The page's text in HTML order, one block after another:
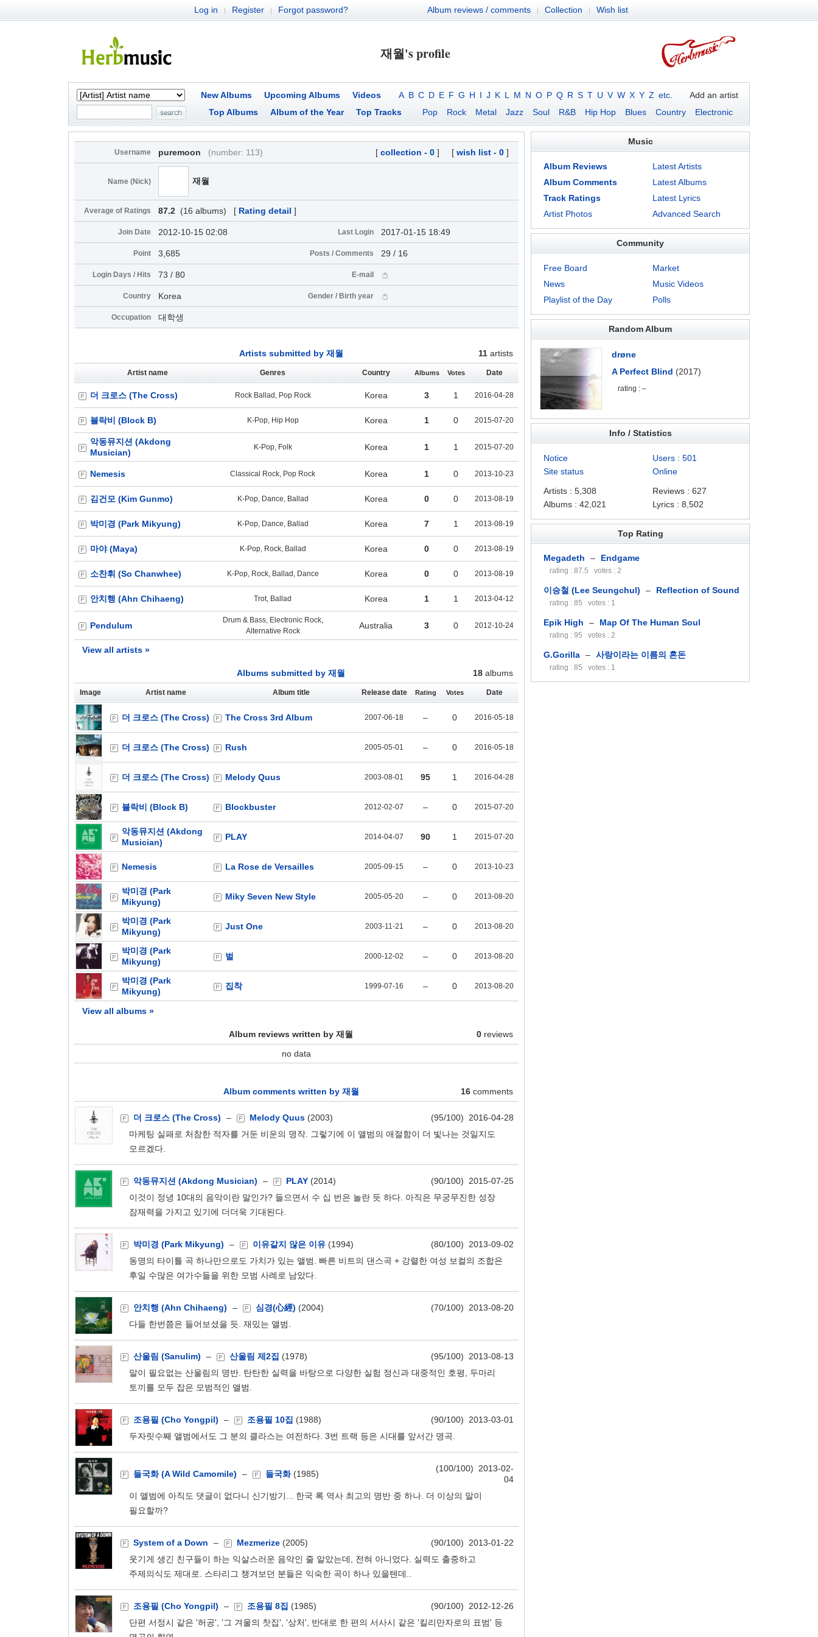
Log in | Register | Forgot password? Album reviews / comments | Collection | Wish list
재월's profile
New Albums Upcoming Albums Videos A B C D E F G H I J K L M N O P Q R S T U V W X Y Z etc.
Add an artist
Top Albums
Album of the Year Top Tracks Pop Rock Metal Jazz Soul R&B Hip Hop Blues Country Electronic
Username puremoon (number: 113) [ collection - 0 ] [ wish list - 0 ]
Name (Nick) 재월
Average of Ratings 87.2 (16 albums) [ Rating detail ]
Join Date 2012-10-15 02:08 Last Login 2017-01-15 18:49
Point 3,685 Posts / Comments 29 / 16
Login Days / Hits 73 / 80 E-mail
Country Korea Gender / Birth year
Occupation 대학생
Artists submitted by 재월 11 artists
Artist name Genres Country Albums Votes Date
더 크로스 (The Cross) Rock Ballad, Pop Rock Korea 3 1 2016-04-28
블락비 (Block B) K-Pop, Hip Hop Korea 1 0 2015-07-20
악동뮤지션 (Akdong
Musician)
K-Pop, Folk Korea 1 1 2015-07-20
Nemesis Classical Rock, Pop Rock Korea 1 0 2013-10-23
김건모 (Kim Gunmo) K-Pop, Dance, Ballad Korea 0 0 2013-08-19
박미경 (Park Mikyung) K-Pop, Dance, Ballad Korea 7 1 2013-08-19
마야 (Maya) K-Pop, Rock, Ballad Korea 0 0 2013-08-19
소찬휘 (So Chanwhee) K-Pop, Rock, Ballad, Dance Korea 0 0 2013-08-19
안치행 (Ahn Chihaeng) Trot, Ballad Korea 1 1 2013-04-12
Pendulum
Drum & Bass, Electronic Rock,
Alternative Rock
Australia 3 0 2012-10-24
View all artists »
Albums submitted by 재월 18 albums
Image Artist name Album title Release date Rating Votes Date
더 크로스 (The Cross) The Cross 3rd Album 2007-06-18 – 0 2016-05-18
더 크로스 (The Cross) Rush 2005-05-01 – 0 2016-05-18
더 크로스 (The Cross) Melody Quus 2003-08-01 95 1 2016-04-28
블락비 (Block B) Blockbuster 2012-02-07 – 0 2015-07-20
악동뮤지션 (Akdong
Musician)
PLAY 2014-04-07 90 1 2015-07-20
Nemesis La Rose de Versailles 2005-09-15 – 0 2013-10-23
박미경 (Park
Mikyung)
Miky Seven New Style 2005-05-20 – 0 2013-08-20
박미경 (Park
Mikyung)
Just One 2003-11-21 – 0 2013-08-20
박미경 (Park
Mikyung)
벌 2000-12-02 – 0 2013-08-20
박미경 (Park
Mikyung)
집착 1999-07-16 – 0 2013-08-20
View all albums »
Album reviews written by 재월 0 reviews
no data
Album comments written by 재월 16 comments
더 크로스 (The Cross) – Melody Quus (2003)
(95/100) 2016-04-28
마케팅 실패로 처참한 적자를 거둔 비운의 명작. 그렇기에 이 앨범의 애절함이 더 빛나는 것일지도
모르겠다.
악동뮤지션 (Akdong Musician) – PLAY (2014)
(90/100) 2015-07-25
이것이 정녕 10대의 음악이란 말인가? 들으면서 수 십 번은 놀란 듯 하다. 아직은 무궁무진한 성장
잠재력을 가지고 있기에 더더욱 기대된다.
박미경 (Park Mikyung) – 이유같지 않은 이유 (1994)
(80/100) 2013-09-02
동명의 타이틀 곡 하나만으로도 가치가 있는 앨범. 빠른 비트의 댄스곡 + 강렬한 여성 보컬의 조합은
후일 수많은 여가수들을 위한 모범 사례로 남았다.
안치행 (Ahn Chihaeng) – 심경(心經) (2004)
(70/100) 2013-08-20
다들 한번쯤은 들어보셨을 듯. 재밌는 앨범.
산울림 (Sanulim) – 산울림 제2집 (1978)
(95/100) 2013-08-13
말이 필요없는 산울림의 명반. 탄탄한 실력을 바탕으로 다양한 실험 정신과 대중적인 호평, 두마리
토끼를 모두 잡은 모범적인 앨범.
조용필 (Cho Yongpil) – 조용필 10집 (1988)
(90/100) 2013-03-01
두자릿수째 앨범에서도 그 분의 클라스는 여전하다. 3번 트랙 등은 시대를 앞서간 명곡.
들국화 (A Wild Camomile) – 들국화(1985)
(100/100) 2013-02-
04
이 앨범에 아직도 댓글이 없다니 신기방기... 한국 록 역사 최고의 명반 중 하나. 더 이상의 말이
필요할까?
System of a Down – Mezmerize (2005)
(90/100) 2013-01-22
웃기게 생긴 친구들이 하는 익살스러운 음악인 줄 알았는데, 전혀 아니었다. 실력도 출중하고
주제의식도 제대로. 스타리그 챙겨보던 분들은 익숙한 곡이 하나 있을텐데..
조용필 (Cho Yongpil) – 조용필 8집 (1985)
(90/100) 2012-12-26
단편 서정시 같은 '허공', '그 겨울의 찻집', '상처', 반대로 한 편의 서사시 같은 '킬리만자로의 표범' 등
Music
Album Reviews
Album Comments
Track Ratings
Artist Photos
Latest Artists
Latest Albums
Latest Lyrics
Advanced Search
Community
Free Board
News
Playlist of the Day
Market
Music Videos
Polls
Random Album
drøne
A Perfect Blind (2017)
rating : –
Info / Statistics
Notice
Site status
Users : 501
Online
Artists : 5,308
Albums : 42,021
Reviews : 627
Lyrics : 8,502
Top Rating
Megadeth – Endgame
rating : 87.5 votes : 2
이승철 (Lee Seungchul) – Reflection of Sound
rating : 85 votes : 1
Epik High – Map Of The Human Soul
rating : 95 votes : 2
G.Gorilla – 사랑이라는 이름의 혼돈
rating : 85 votes : 1